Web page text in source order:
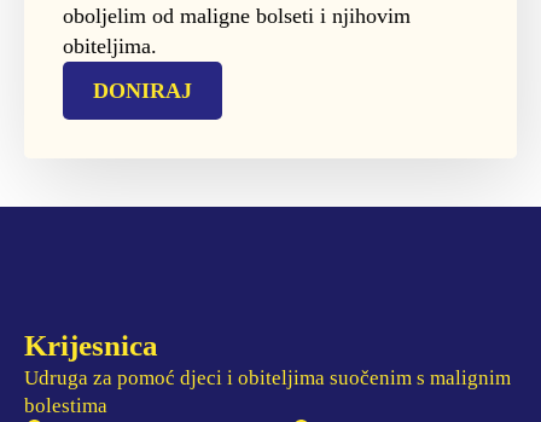
oboljelim od maligne bolseti i njihovim
obiteljima.
DONIRAJ
Krijesnica
Udruga za pomoć djeci i obiteljima suočenim s malignim
bolestima